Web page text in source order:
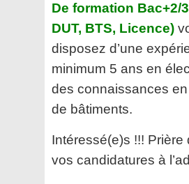
De formation Bac+2/
DUT, BTS, Licence)
disposez d’une
minimum 5 ans en
des connaissances
de bâtiments.
Intéressé(e)s !!! Prière
vos candidatures à